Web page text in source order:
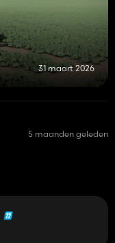
31 maart 2026
5 maanden geleden